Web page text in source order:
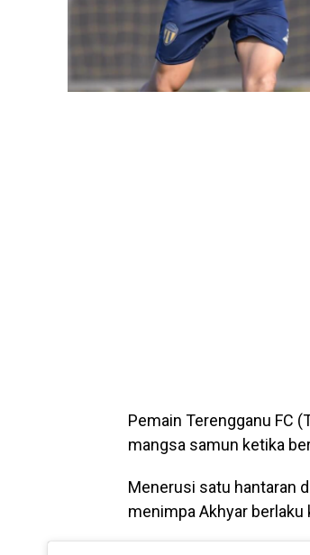
Pemain Terengganu FC
mangsa samun ketika
Menerusi satu hantaran
menimpa Akhyar berlaku